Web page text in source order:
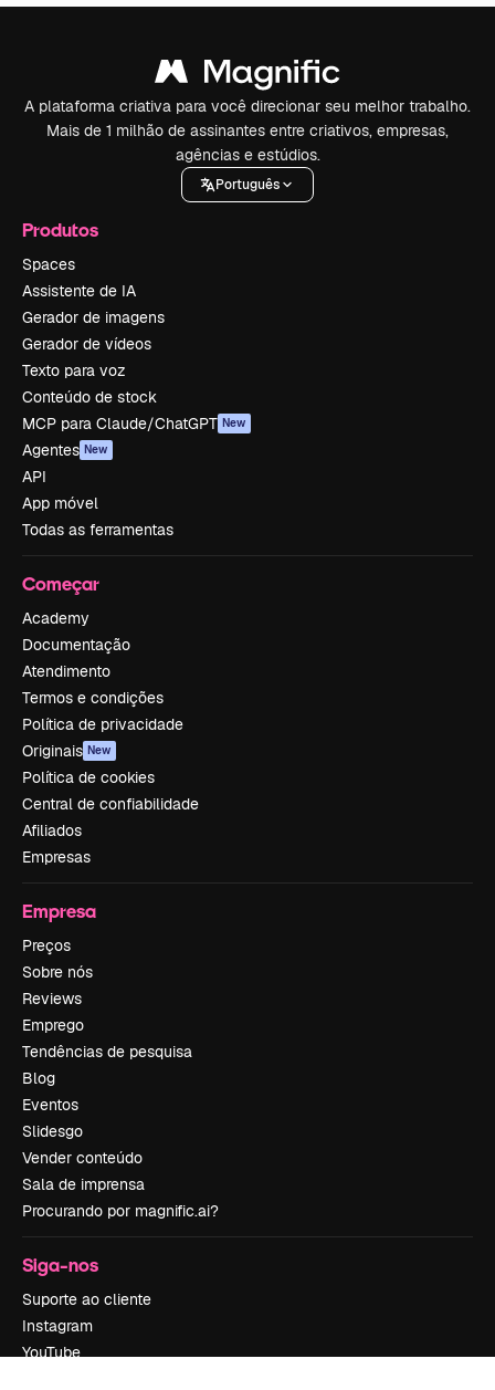
A plataforma criativa para você direcionar seu melhor trabalho.
Mais de 1 milhão de assinantes entre criativos, empresas,
agências e estúdios.
Português
Produtos
Spaces
Assistente de IA
Gerador de imagens
Gerador de vídeos
Texto para voz
Conteúdo de stock
MCP para Claude/ChatGPT New
Agentes New
API
App móvel
Todas as ferramentas
Começar
Academy
Documentação
Atendimento
Termos e condições
Política de privacidade
Originais New
Política de cookies
Central de confiabilidade
Afiliados
Empresas
Empresa
Preços
Sobre nós
Reviews
Emprego
Tendências de pesquisa
Blog
Eventos
Slidesgo
Vender conteúdo
Sala de imprensa
Procurando por magnific.ai?
Siga-nos
Suporte ao cliente
Instagram
YouTube